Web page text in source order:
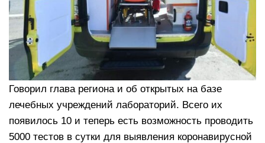
Говорил глава региона и об открытых на базе
лечебных учреждений лабораторий. Всего их
появилось 10 и теперь есть возможность проводить
5000 тестов в сутки для выявления коронавирусной